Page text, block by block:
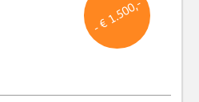
- € 1.500,-